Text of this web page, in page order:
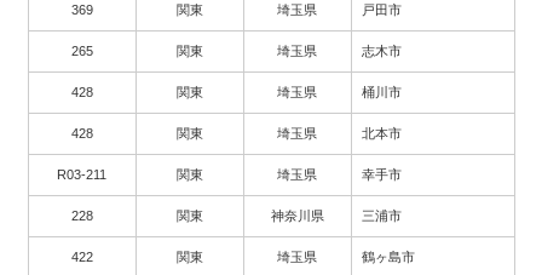
369 関東 埼玉県 戸田市
265 関東 埼玉県 志木市
428 関東 埼玉県 桶川市
428 関東 埼玉県 北本市
R03-211 関東 埼玉県 幸手市
228 関東 神奈川県 三浦市
422 関東 埼玉県 鶴ヶ島市